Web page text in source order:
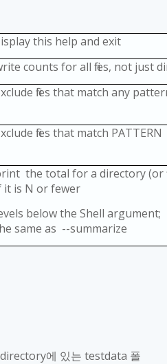
this help and exit
counts for all files, not just
files that match any
files that match PATTERN
the total for a directory (or
it is N or fewer
below the Shell
same as --summarize
에 있는 testdata 폴